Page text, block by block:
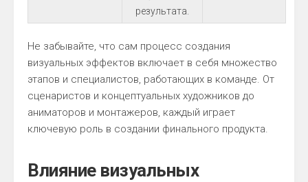
результата.
Не забывайте, что сам процесс создания
визуальных эффектов включает в себя множество
этапов и специалистов, работающих в команде. От
сценаристов и концептуальных художников до
аниматоров и монтажеров, каждый играет
ключевую роль в создании финального продукта.
Влияние визуальных